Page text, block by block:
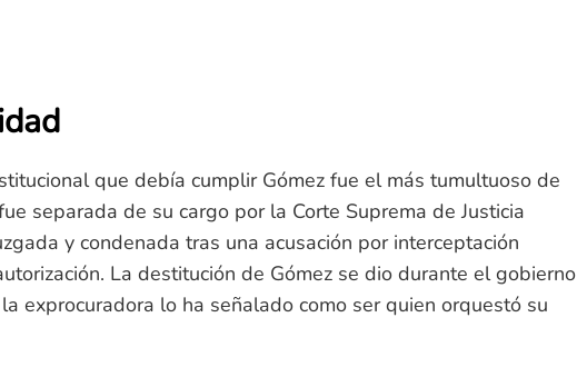
que debía cumplir Gómez fue el más tumultuoso de
separada de su cargo por la Corte Suprema de Justicia
y condenada tras una acusación por interceptación
La destitución de Gómez se dio durante el gobierno
exprocuradora lo ha señalado como ser quien orquestó su